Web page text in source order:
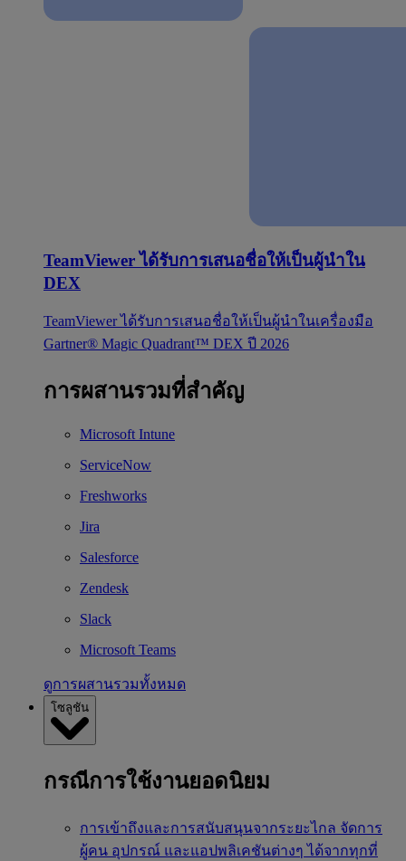
TeamViewer ได้รับการเสนอชื่อให้เป็นผู้นำใน
DEX
TeamViewer ได้รับการเสนอชื่อให้เป็นผู้นำในเครื่องมือ
Gartner® Magic Quadrant™ DEX ปี 2026
การผสานรวมที่สำคัญ
Microsoft Intune
ServiceNow
Freshworks
Jira
Salesforce
Zendesk
Slack
Microsoft Teams
ดูการผสานรวมทั้งหมด
โซลูชัน
กรณีการใช้งานยอดนิยม
การเข้าถึงและการสนับสนุนจากระยะไกล จัดการ
ผู้คน อุปกรณ์ และแอปพลิเคชันต่างๆ ได้จากทุกที่